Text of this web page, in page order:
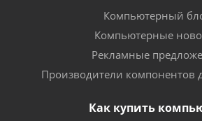
Компьютерный
Компьютерные
Рекламные
Производители компонентов
Как купить